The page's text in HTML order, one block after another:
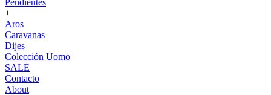
Pendientes
+
Aros
Caravanas
Dijes
Colección Uomo
SALE
Contacto
About